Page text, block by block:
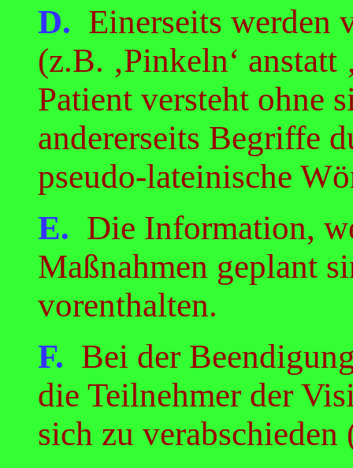
D. Einerseits werden
(z.B. ‚Pinkeln‘ anstatt
Patient versteht ohne
andererseits Begriffe
pseudo-lateinische
E. Die Information,
Maßnahmen geplant
vorenthalten.
F. Bei der
die Teilnehmer der
sich zu